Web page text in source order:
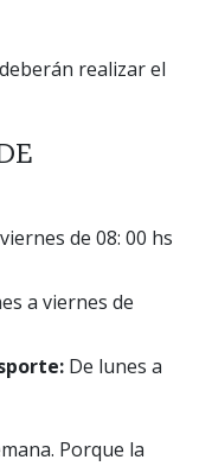
realizar el
de 08: 00 hs
a viernes de
De lunes a
Porque la